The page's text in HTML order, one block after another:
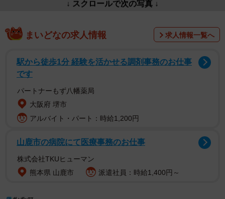
↓ スクロールで次の写真 ↓
まいどなの求人情報 求人情報一覧へ
駅から徒歩1分 経験を活かせる調剤事務のお仕事
です
パートナーもず八幡薬局
大阪府 堺市
アルバイト・パート：時給1,200円
山鹿市の病院にて医療事務のお仕事
株式会社TKUヒューマン
熊本県 山鹿市
派遣社員：時給1,400円～